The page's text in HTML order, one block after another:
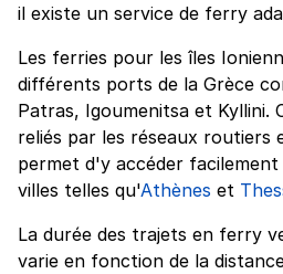
il existe un service de ferry
Les ferries pour les îles
différents ports de la Grèce
Patras, Igoumenitsa et Kyllini.
reliés par les réseaux routiers
permet d'y accéder facilement
villes telles qu'Athènes et
La durée des trajets en ferry
varie en fonction de la